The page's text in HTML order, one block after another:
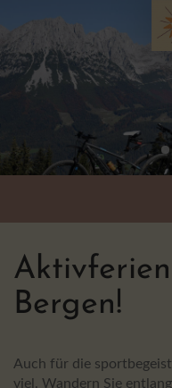
Bergen!
Auch für die
viel. Wandern Sie